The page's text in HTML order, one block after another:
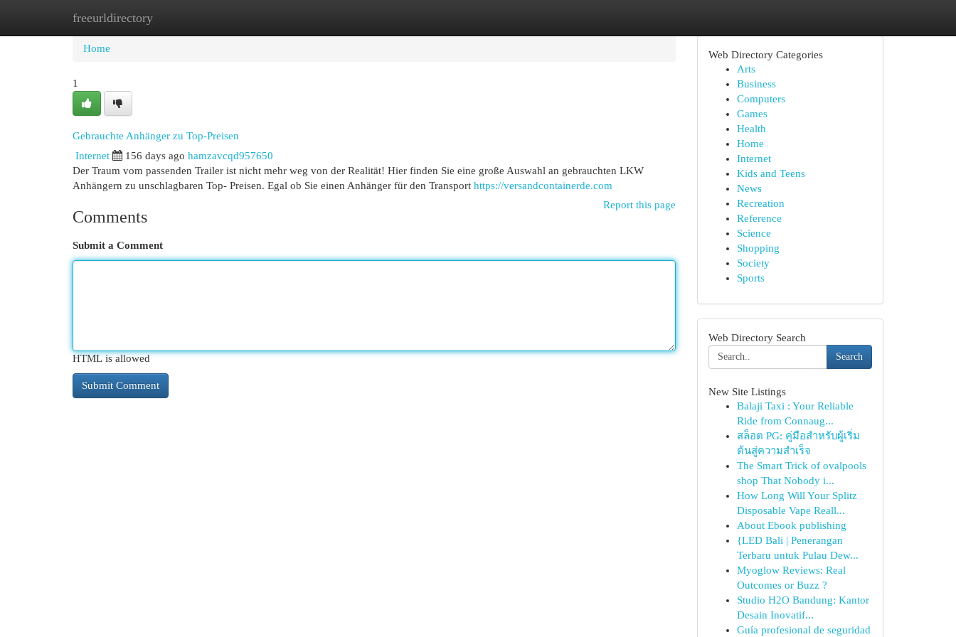
freeurldirectory
Home New Site Listings
Home
1
Gebrauchte Anhänger zu Top-Preisen
Internet 156 days ago hamzavcqd957650
Der Traum vom passenden Trailer ist nicht mehr weg von der Realität! Hier finden Sie eine große Auswahl an gebrauchten LKW
Anhängern zu unschlagbaren Top- Preisen. Egal ob Sie einen Anhänger für den Transport https://versandcontainerde.com
Report this page
Comments
Submit a Comment
HTML is allowed
Web Directory Categories
Arts
Business
Computers
Games
Health
Home
Internet
Kids and Teens
News
Recreation
Reference
Science
Shopping
Society
Sports
Web Directory Search
Search
New Site Listings
Balaji Taxi : Your Reliable
Ride from Connaug...
สล็อต PG: คู่มือสำหรับผู้เริ่ม
ต้นสู่ความสำเร็จ
The Smart Trick of ovalpools
shop That Nobody i...
How Long Will Your Splitz
Disposable Vape Reall...
About Ebook publishing
{LED Bali | Penerangan
Terbaru untuk Pulau Dew...
Myoglow Reviews: Real
Outcomes or Buzz ?
Studio H2O Bandung: Kantor
Desain Inovatif...
Guía profesional de seguridad